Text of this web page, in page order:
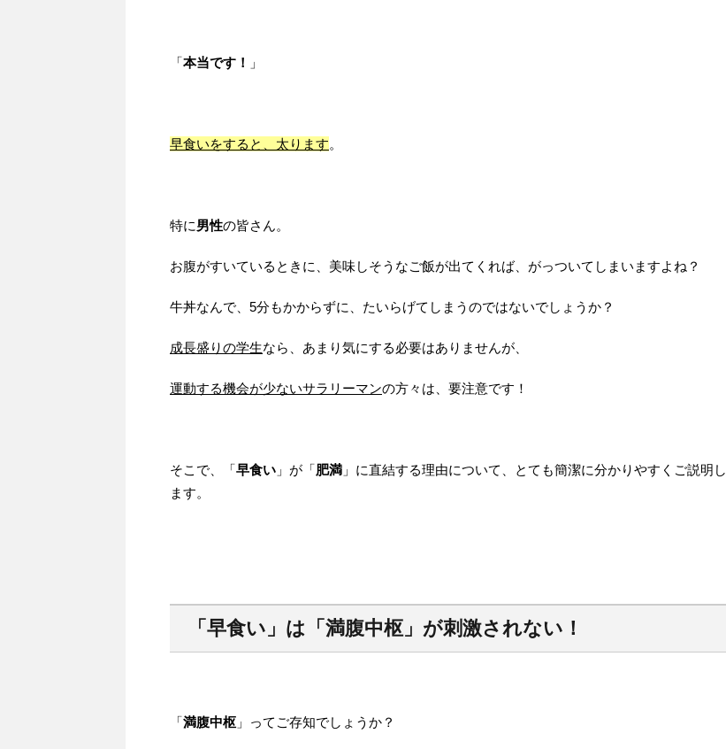
「本当です！ 」
早食いをすると、太ります。
特に男性の皆さん。
お腹がすいているときに、美味しそうなご飯が出てくれば、がっついてしまいますよね？
牛丼なんで、5分もかからずに、たいらげてしまうのではないでしょうか？
成長盛りの学生なら、あまり気にする必要はありませんが、
運動する機会が少ないサラリーマンの方々は、要注意です！
そこで、「早食い 」が「肥満 」に直結する理由について、とても簡潔に分かりやすくご説明し
ます。
「早食い」は「満腹中枢」が刺激されない！
「満腹中枢 」ってご存知でしょうか？